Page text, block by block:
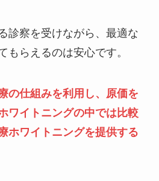
診察を受けながら、最適な
もらえるのは安心です。
の仕組みを利用し、原価を
ワイトニングの中では比較
ホワイトニングを提供する